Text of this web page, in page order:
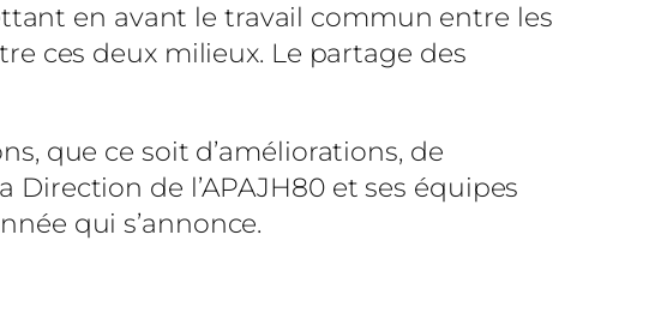
en avant le travail commun entre les
ces deux milieux. Le partage des
que ce soit d’améliorations, de
de l’APAJH80 et ses équipes
qui s’annonce.